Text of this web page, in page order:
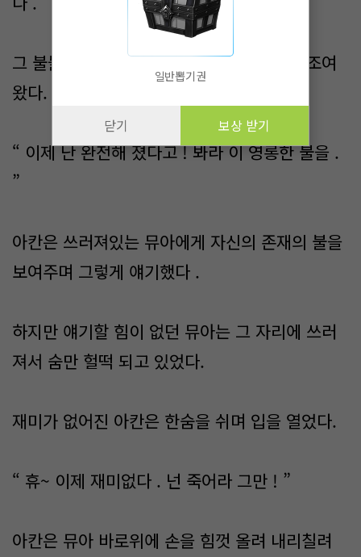
그 불들이 뮤아의 몸속에 들어 가며 숨통을 조여
왔다.
“ 이제 난 완전해 졌다고 ! 봐라 이 영롱한 불을 .
”
아칸은 쓰러져있는 뮤아에게 자신의 존재의 불을
보여주며 그렇게 얘기했다 .
하지만 얘기할 힘이 없던 뮤아는 그 자리에 쓰러
져서 숨만 헐떡 되고 있었다.
재미가 없어진 아칸은 한숨을 쉬며 입을 열었다.
“ 휴~ 이제 재미없다 . 넌 죽어라 그만 ! ”
아칸은 뮤아 바로위에 손을 힘껏 올려 내리칠려
일반뽑기권
닫기 보상 받기